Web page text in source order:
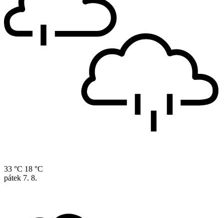
33 °C 18 °C
pátek 7. 8.